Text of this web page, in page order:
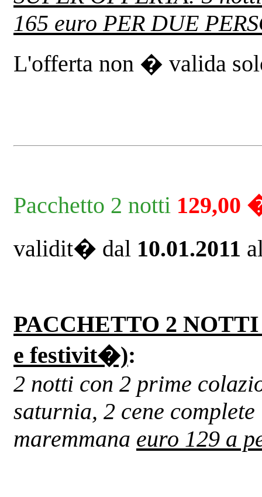
165 euro PER DUE
L'offerta non � valida
Pacchetto 2 notti 129,00
validit� dal 10.01.2011
PACCHETTO 2 NOTTI
e festivit�):
2 notti con 2 prime
saturnia, 2 cene
maremmana euro 129 a